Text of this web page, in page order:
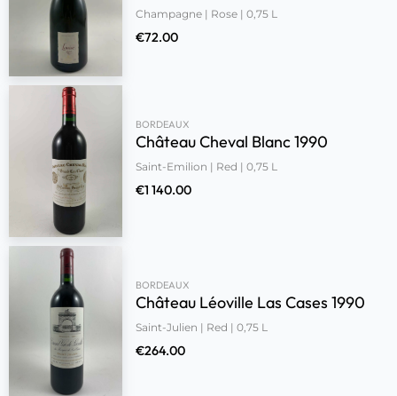
Champagne | Rose | 0,75 L
€72.00
BORDEAUX
Château Cheval Blanc 1990
Saint-Emilion | Red | 0,75 L
€1 140.00
BORDEAUX
Château Léoville Las Cases 1990
Saint-Julien | Red | 0,75 L
€264.00